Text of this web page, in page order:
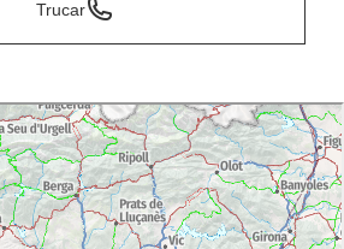
Trucar